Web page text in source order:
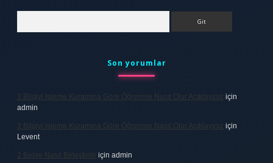
Son yorumlar
3 Bilgiyi Işleme Kuramına Göre Öğrenme Nasıl Olur Açıklayınız için
admin
3 Bilgiyi Işleme Kuramına Göre Öğrenme Nasıl Olur Açıklayınız için
Levent
2 Belge Nasıl Birleştirilir için admin